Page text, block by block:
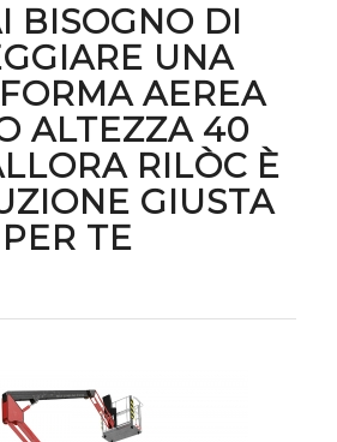
BISOGNO DI
UNA
AEREA
ALTEZZA 40
RILÒC È
GIUSTA
PER TE